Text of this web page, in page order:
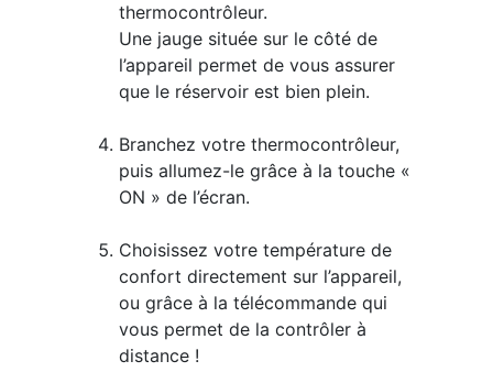
thermocontrôleur.
Une jauge située sur le côté de
l’appareil permet de vous assurer
que le réservoir est bien plein.
Branchez votre thermocontrôleur,
puis allumez-le grâce à la touche «
ON » de l’écran.
Choisissez votre température de
confort directement sur l’appareil,
ou grâce à la télécommande qui
vous permet de la contrôler à
distance !